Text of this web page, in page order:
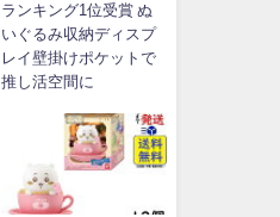
ランキング1位受賞 ぬ
いぐるみ収納ディスプ
レイ壁掛けポケットで
推し活空間に